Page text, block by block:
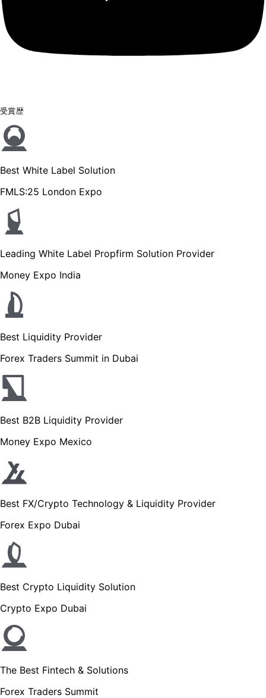
受賞歴
Best White Label Solution
FMLS:25 London Expo
Leading White Label Propfirm Solution Provider
Money Expo India
Best Liquidity Provider
Forex Traders Summit in Dubai
Best B2B Liquidity Provider
Money Expo Mexico
Best FX/Crypto Technology & Liquidity Provider
Forex Expo Dubai
Best Crypto Liquidity Solution
Crypto Expo Dubai
The Best Fintech & Solutions
Forex Traders Summit